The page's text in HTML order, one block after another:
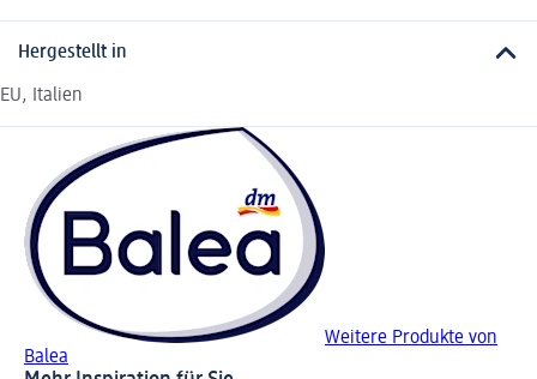
Hergestellt in
EU, Italien
Weitere Produkte von
Balea